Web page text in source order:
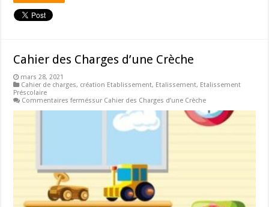
Cahier des Charges d’une Crèche
mars 28, 2021
Cahier de charges, création Etablissement, Etalissement, Etalissement
Préscolaire
Commentaires ferméssur Cahier des Charges d’une Crèche